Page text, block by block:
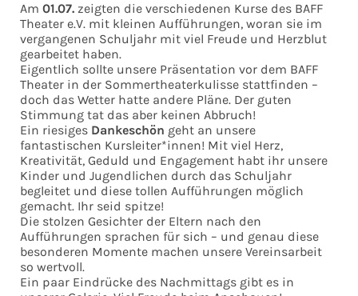
Am 01.07. zeigten die verschiedenen Kurse des BAFF
Theater e.V. mit kleinen Aufführungen, woran sie im
vergangenen Schuljahr mit viel Freude und Herzblut
gearbeitet haben.
Eigentlich sollte unsere Präsentation vor dem BAFF
Theater in der Sommertheaterkulisse stattfinden –
doch das Wetter hatte andere Pläne. Der guten
Stimmung tat das aber keinen Abbruch!
Ein riesiges Dankeschön geht an unsere
fantastischen Kursleiter*innen! Mit viel Herz,
Kreativität, Geduld und Engagement habt ihr unsere
Kinder und Jugendlichen durch das Schuljahr
begleitet und diese tollen Aufführungen möglich
gemacht. Ihr seid spitze!
Die stolzen Gesichter der Eltern nach den
Aufführungen sprachen für sich – und genau diese
besonderen Momente machen unsere Vereinsarbeit
so wertvoll.
Ein paar Eindrücke des Nachmittags gibt es in